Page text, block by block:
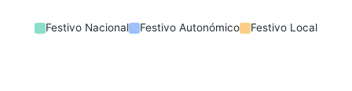
Festivo Nacional Festivo Autonómico Festivo Local